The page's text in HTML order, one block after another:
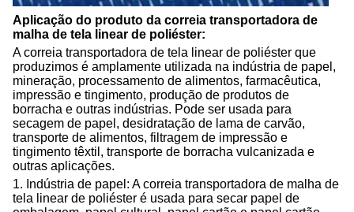
Aplicação do produto da correia transportadora de
malha de tela linear de poliéster:
A correia transportadora de tela linear de poliéster que
produzimos é amplamente utilizada na indústria de papel,
mineração, processamento de alimentos, farmacêutica,
impressão e tingimento, produção de produtos de
borracha e outras indústrias. Pode ser usada para
secagem de papel, desidratação de lama de carvão,
transporte de alimentos, filtragem de impressão e
tingimento têxtil, transporte de borracha vulcanizada e
outras aplicações.
1. Indústria de papel: A correia transportadora de malha de
tela linear de poliéster é usada para secar papel de